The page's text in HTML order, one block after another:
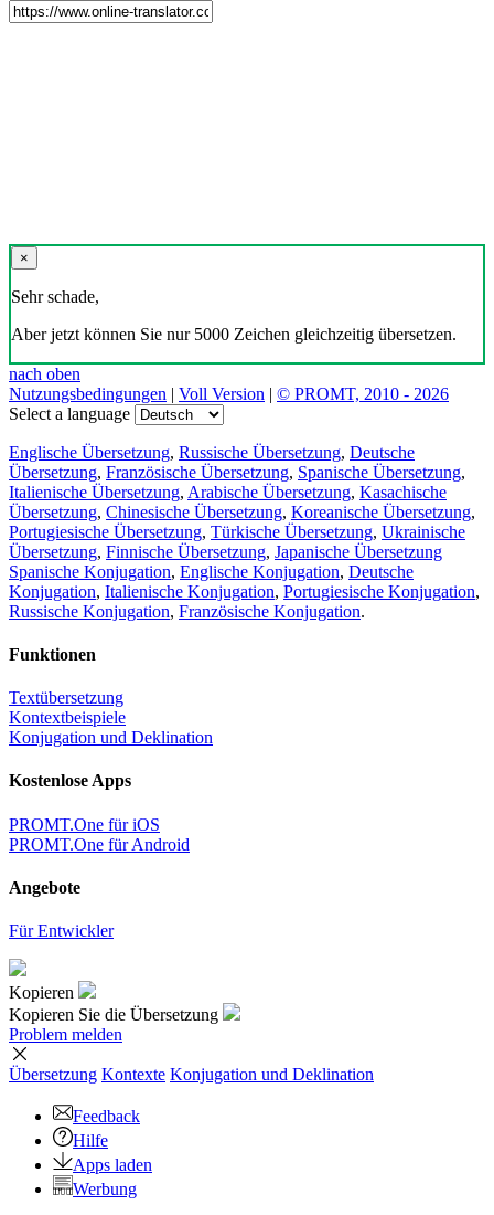
×
Sehr schade,
Aber jetzt können Sie nur 5000 Zeichen gleichzeitig übersetzen.
nach oben
Nutzungsbedingungen | Voll Version | © PROMT, 2010 - 2026
Select a language
Englische Übersetzung, Russische Übersetzung, Deutsche
Übersetzung, Französische Übersetzung, Spanische Übersetzung,
Italienische Übersetzung, Arabische Übersetzung, Kasachische
Übersetzung, Chinesische Übersetzung, Koreanische Übersetzung,
Portugiesische Übersetzung, Türkische Übersetzung, Ukrainische
Übersetzung, Finnische Übersetzung, Japanische Übersetzung
Spanische Konjugation, Englische Konjugation, Deutsche
Konjugation, Italienische Konjugation, Portugiesische Konjugation,
Russische Konjugation, Französische Konjugation.
Funktionen
Textübersetzung
Kontextbeispiele
Konjugation und Deklination
Kostenlose Apps
PROMT.One für iOS
PROMT.One für Android
Angebote
Für Entwickler
Kopieren
Kopieren Sie die Übersetzung
Problem melden
Übersetzung Kontexte Konjugation und Deklination
Feedback
Hilfe
Apps laden
Werbung